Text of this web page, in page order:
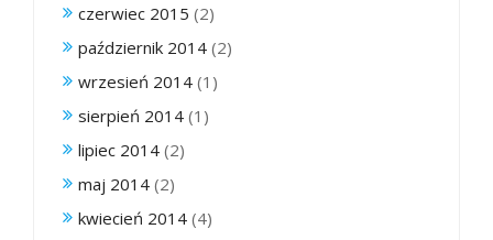
czerwiec 2015 (2)
październik 2014 (2)
wrzesień 2014 (1)
sierpień 2014 (1)
lipiec 2014 (2)
maj 2014 (2)
kwiecień 2014 (4)